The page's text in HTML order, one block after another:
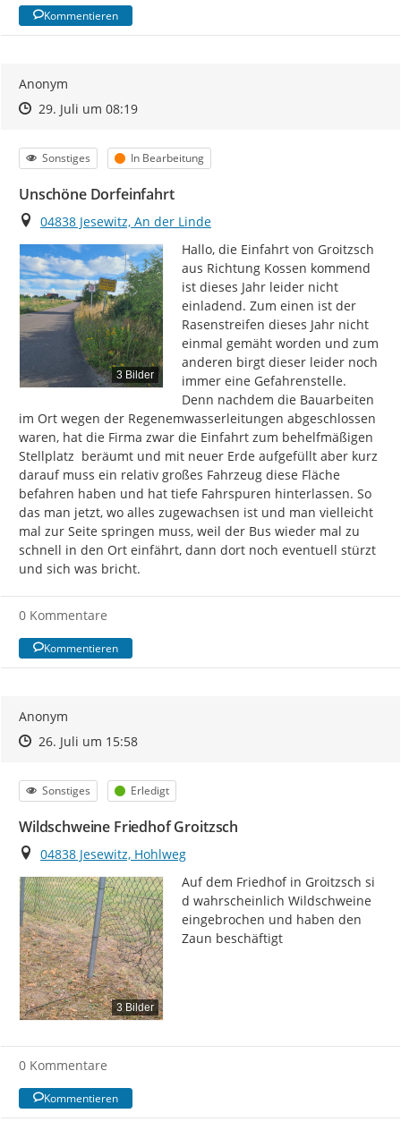
Kommentieren
Anonym
Zeitpunkt des Erstellens
Zeitpunkt des Erstellens
29. Juli um 08:19Zur Äußerung
Kategorie
Sonstiges Status
In Bearbeitung
Unschöne Dorfeinfahrt
Ort
04838 Jesewitz, An der Linde
3 Bilder
Hallo, die Einfahrt von Groitzsch
aus Richtung Kossen kommend
ist dieses Jahr leider nicht
einladend. Zum einen ist der
Rasenstreifen dieses Jahr nicht
einmal gemäht worden und zum
anderen birgt dieser leider noch
immer eine Gefahrenstelle.
Denn nachdem die Bauarbeiten
im Ort wegen der Regenemwasserleitungen abgeschlossen
waren, hat die Firma zwar die Einfahrt zum behelfmäßigen
Stellplatz  beräumt und mit neuer Erde aufgefüllt aber kurz
darauf muss ein relativ großes Fahrzeug diese Fläche
befahren haben und hat tiefe Fahrspuren hinterlassen. So
das man jetzt, wo alles zugewachsen ist und man vielleicht
mal zur Seite springen muss, weil der Bus wieder mal zu
schnell in den Ort einfährt, dann dort noch eventuell stürzt
und sich was bricht.
0 Kommentare
Kommentieren
Anonym
Zeitpunkt des Erstellens
Zeitpunkt des Erstellens
26. Juli um 15:58Zur Äußerung
Kategorie
Sonstiges Status
Erledigt
Wildschweine Friedhof Groitzsch
Ort
04838 Jesewitz, Hohlweg
3 Bilder
Auf dem Friedhof in Groitzsch si
d wahrscheinlich Wildschweine
eingebrochen und haben den
Zaun beschäftigt
0 Kommentare
Kommentieren